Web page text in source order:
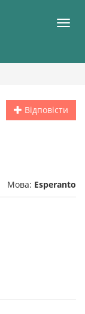
Відповісти
Мова: Esperanto